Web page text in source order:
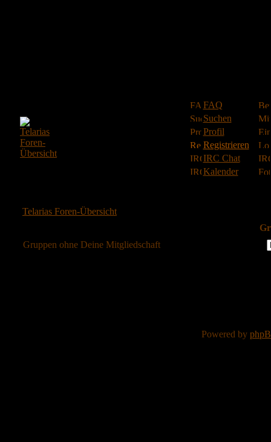
FAQ
Suchen
Profil
Registrieren
IRC Chat
Kalender
Telarias Foren-Übersicht
Gruppen ohne Deine Mitgliedschaft
Powered by